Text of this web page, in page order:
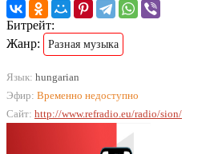
Битрейт:
Жанр:
Разная музыка
Язык: hungarian
Эфир: Временно недоступно
Сайт: http://www.refradio.eu/radio/sion/